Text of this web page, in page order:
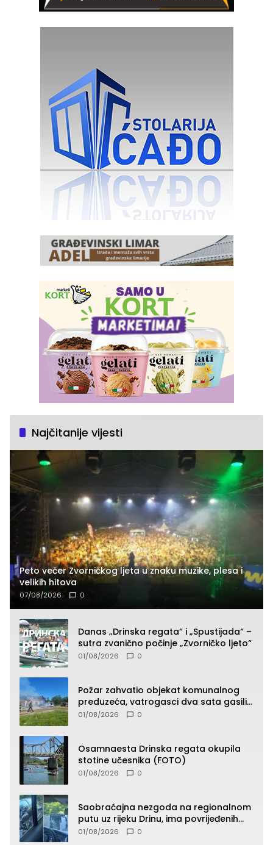
Najčitanije vijesti
Peto večer Zvorničkog ljeta u znaku muzike, plesa i
velikih hitova
07/08/2026 0
Danas „Drinska regata“ i „Spustijada“ –
sutra zvanično počinje „Zvorničko ljeto“
01/08/2026 0
Požar zahvatio objekat komunalnog
preduzeća, vatrogasci dva sata gasili
vatru (FOTO)
01/08/2026 0
Osamnaesta Drinska regata okupila
stotine učesnika (FOTO)
01/08/2026 0
Saobraćajna nezgoda na regionalnom
putu uz rijeku Drinu, ima povrijeđenih
lica (FOTO)
01/08/2026 0